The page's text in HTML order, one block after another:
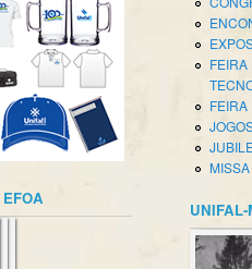
FEIRA
FEIRA